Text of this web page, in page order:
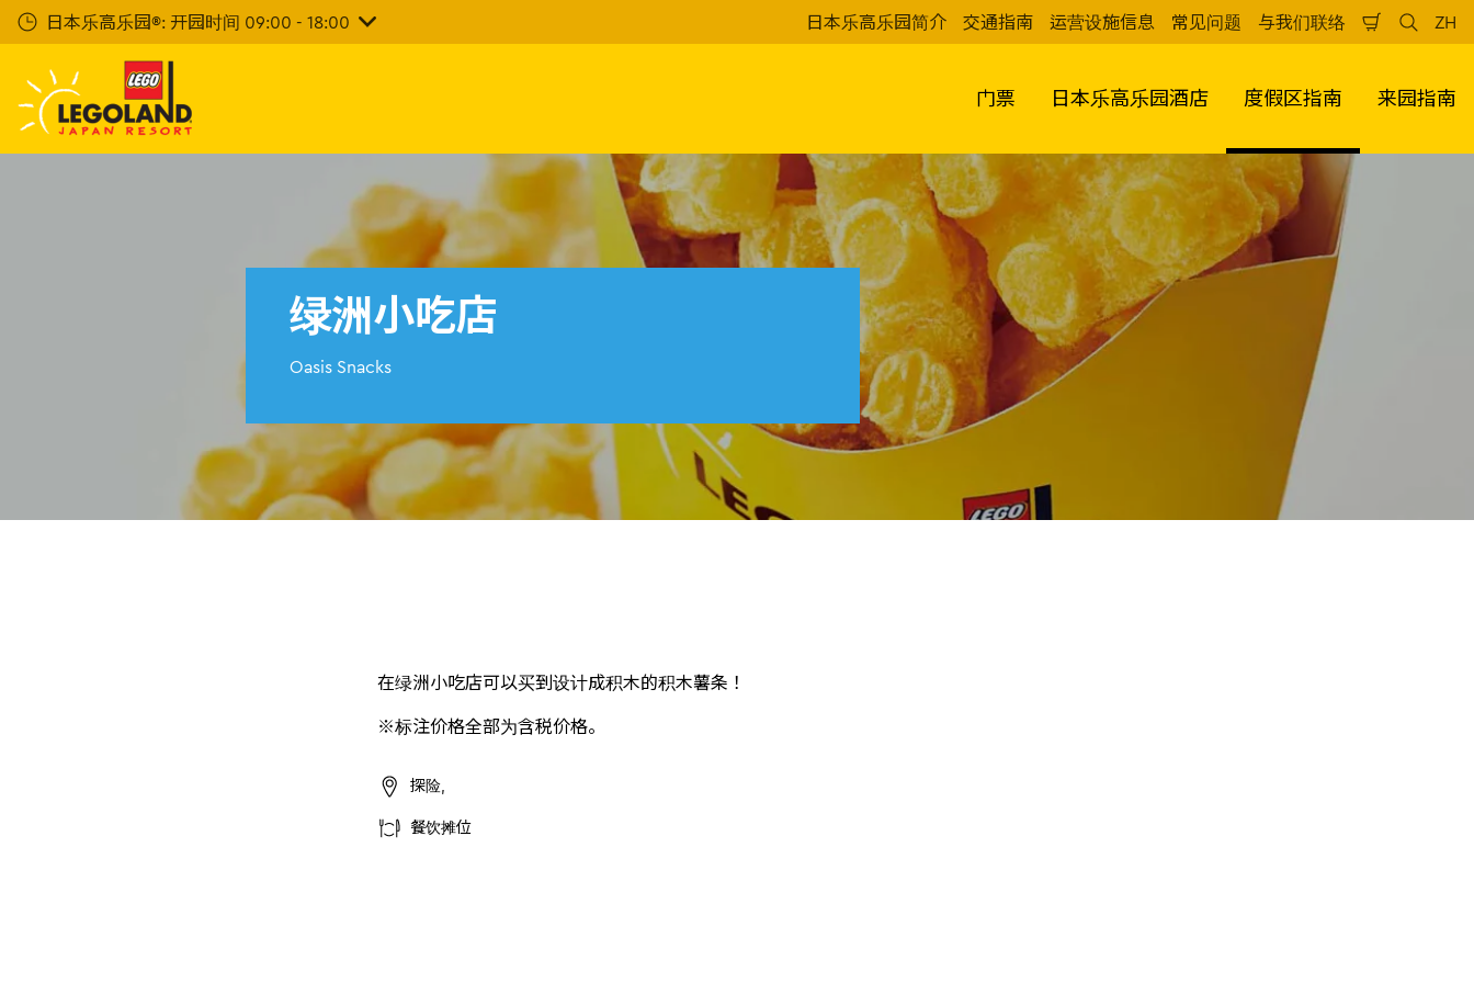
一
日本乐高乐园®: 开园时间 09:00 - 18:00 日本乐高乐园简介 交通指南 运营设施信息 常见问题 与我们联络
物
检
索
ZH
中
文
门票 日本乐高乐园酒店 度假区指南 来园指南
绿洲小吃店
Oasis Snacks
在绿洲小吃店可以买到设计成积木的积木薯条！
※标注价格全部为含税价格。
探险,
餐饮摊位